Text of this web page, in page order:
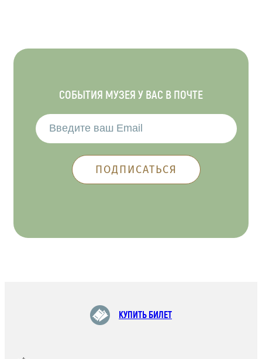
СОБЫТИЯ МУЗЕЯ У ВАС В ПОЧТЕ
КУПИТЬ БИЛЕТ